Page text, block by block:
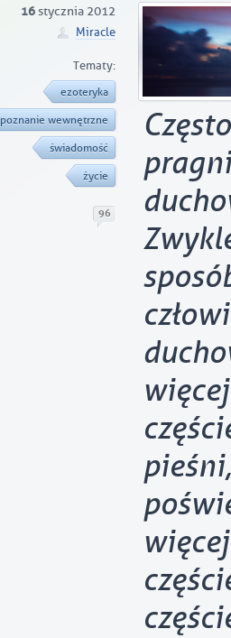
16stycznia 2012
Miracle
Tematy:
ezoteryka
poznanie wewnętrzne
świadomość
życie
96